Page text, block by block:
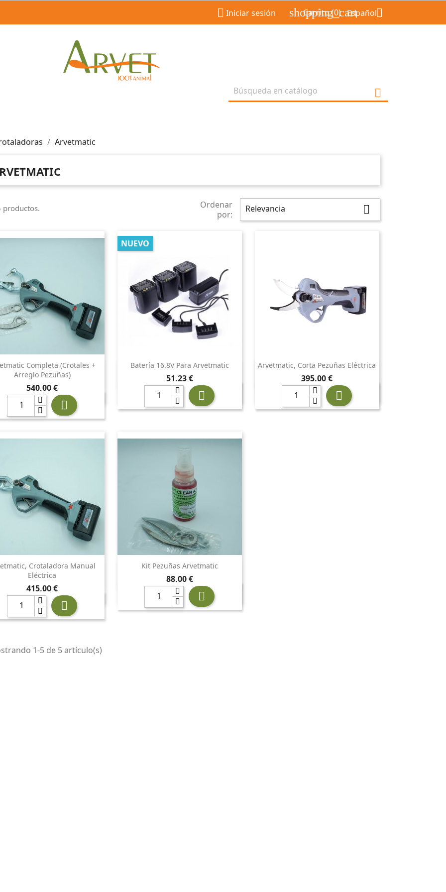
 Iniciar sesión shopping_cart
Carrito(0) Español

Arvetmatic
productos.
Ordenar
por:
Relevancia 
Completa (crotales +
Arreglo Pezuñas)
Precio
540,00 €

 Vista rápida Batería 16.8V Para Arvetmatic
Precio
51,23 €

NUEVO
 Vista rápida Arvetmatic, Corta Pezuñas Eléctrica
Precio
395,00 €

 Vista rápida
Crotaladora Manual
Eléctrica
Precio
415,00 €

 Vista rápida Kit Pezuñas Arvetmatic
Precio
88,00 €

 Vista rápida
1-5 de 5 artículo(s)